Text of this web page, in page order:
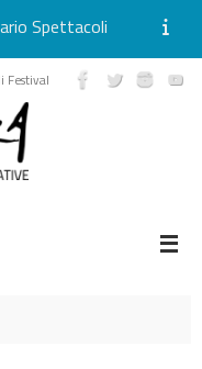
Spettacoli